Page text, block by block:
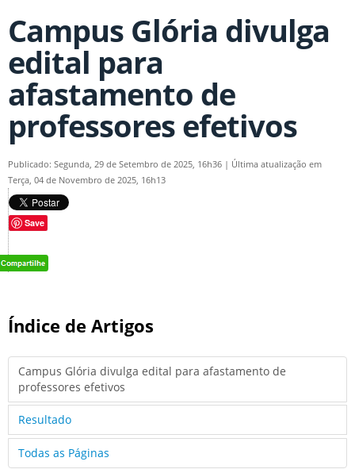
Campus Glória divulga
edital para
afastamento de
professores efetivos
Publicado: Segunda, 29 de Setembro de 2025, 16h36 | Última atualização em
Terça, 04 de Novembro de 2025, 16h13
Save
Índice de Artigos
Campus Glória divulga edital para afastamento de
professores efetivos
Resultado
Todas as Páginas